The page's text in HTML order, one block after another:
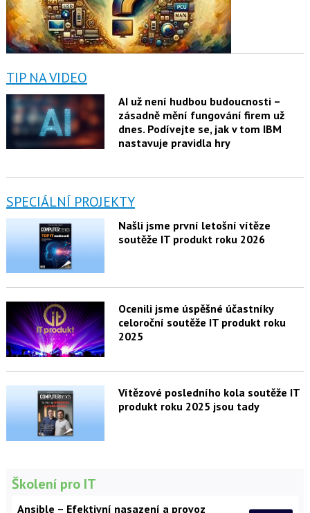
TIP NA VIDEO
AI už není hudbou budoucnosti –
zásadně mění fungování firem už
dnes. Podívejte se, jak v tom IBM
nastavuje pravidla hry
SPECIÁLNÍ PROJEKTY
Našli jsme první letošní vítěze
soutěže IT produkt roku 2026
Ocenili jsme úspěšné účastníky
celoroční soutěže IT produkt roku
2025
Vítězové posledního kola soutěže IT
produkt roku 2025 jsou tady
Školení pro IT
Ansible – Efektivní nasazení a provoz